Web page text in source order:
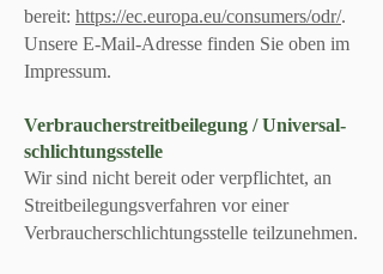
bereit: https://ec.europa.eu/consumers/odr/.
Unsere E-Mail-Adresse finden Sie oben im
Impressum.
Verbraucher­streit­beilegung / Universal­
schlichtungs­stelle
Wir sind nicht bereit oder verpflichtet, an
Streitbeilegungsverfahren vor einer
Verbraucherschlichtungsstelle teilzunehmen.